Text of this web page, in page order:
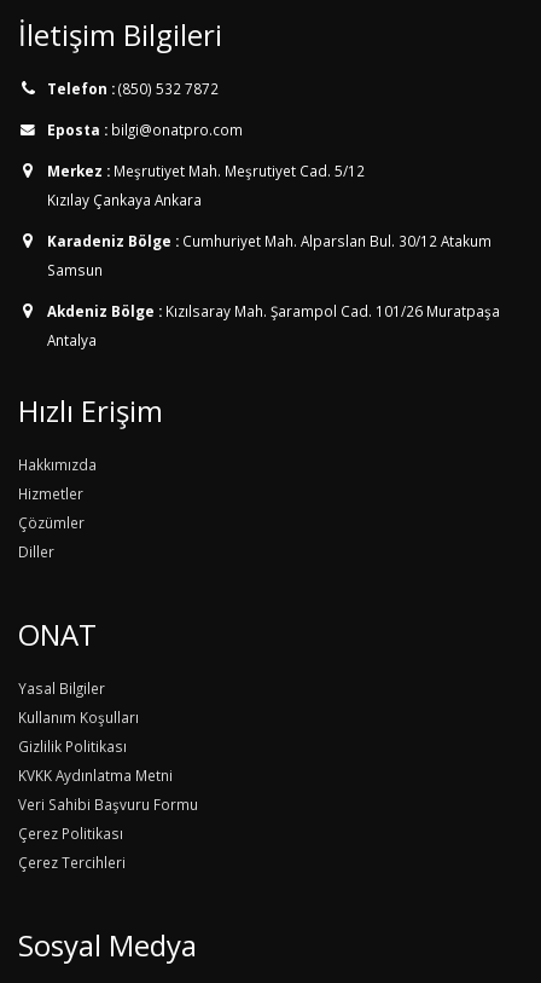
İletişim Bilgileri
Telefon :(850) 532 7872
Eposta : bilgi@onatpro.com
Merkez : Meşrutiyet Mah. Meşrutiyet Cad. 5/12
Kızılay Çankaya Ankara
Karadeniz Bölge : Cumhuriyet Mah. Alparslan Bul. 30/12 Atakum
Samsun
Akdeniz Bölge : Kızılsaray Mah. Şarampol Cad. 101/26 Muratpaşa
Antalya
Hızlı Erişim
Hakkımızda
Hizmetler
Çözümler
Diller
ONAT
Yasal Bilgiler
Kullanım Koşulları
Gizlilik Politikası
KVKK Aydınlatma Metni
Veri Sahibi Başvuru Formu
Çerez Politikası
Çerez Tercihleri
Sosyal Medya